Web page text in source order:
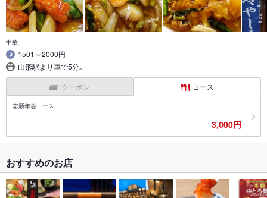
中華
1501～2000円
山形駅より車で5分｡
クーポン コース
忘新年会コース
3,000円
おすすめのお店